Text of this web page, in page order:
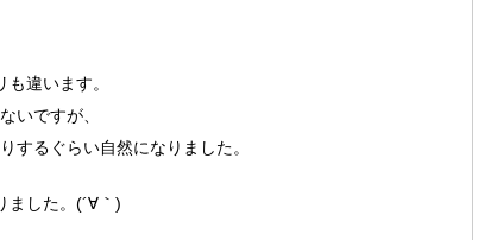
違います。
いですが、
するぐらい自然になりました。
ました。(´∀｀)